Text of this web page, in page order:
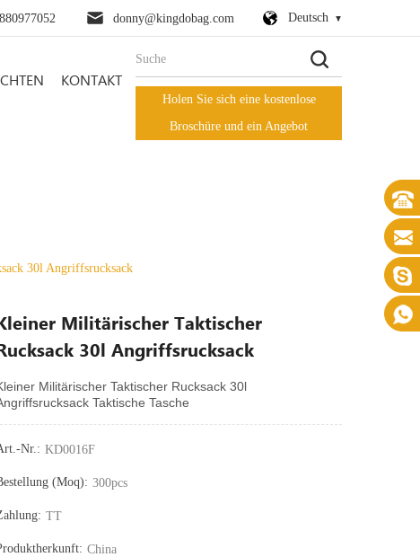
Deutsch
donny@kingdobag.com
Holen Sie sich eine kostenlose
Broschüre und ein Angebot
KONTAKT
30l Angriffsrucksack
Militärischer Taktischer
30l Angriffsrucksack
Militärischer Taktischer Rucksack 30l
Taktische Tasche
Nr.: KD0016F
(moq): 300pcs
TT
China